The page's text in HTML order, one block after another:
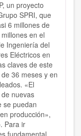
un proyecto
SPRI, que
6 millones de
en el
Ingeniería del
Eléctricos en
claves de este
36 meses y en
«El
nuevas
se puedan
producción»,
Para ir